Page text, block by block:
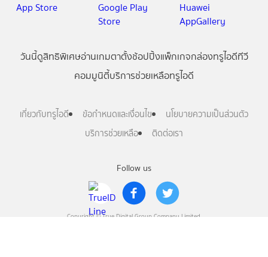
Follow us
Copyright © True Digital Group Company Limited.
วันนี้ดูสิทธิพิเศษอ่านเกมตาตั้งช้อปปิ้งแพ็กเกจกล่องทรูไอดีทีวี
คอมมูนิตี้บริการช่วยเหลือทรูไอดี
เกี่ยวกับทรูไอดี ข้อกำหนดและเงื่อนไข
นโยบายความเป็นส่วนตัว
บริการช่วยเหลือ
ติดต่อเรา